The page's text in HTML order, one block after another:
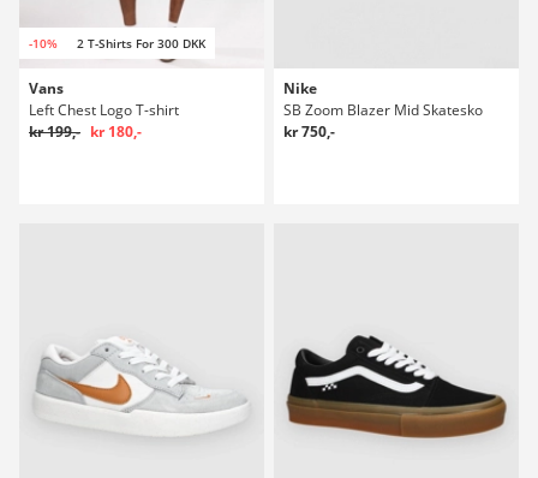
-10% 2 T-Shirts For 300 DKK
Vans
Left Chest Logo T-shirt
kr 199,- kr 180,-
Nike
SB Zoom Blazer Mid Skatesko
kr 750,-